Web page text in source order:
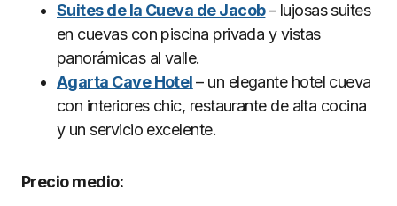
Suites de la Cueva de Jacob– lujosas suites
en cuevas con piscina privada y vistas
panorámicas al valle.
Agarta Cave Hotel – un elegante hotel cueva
con interiores chic, restaurante de alta cocina
y un servicio excelente.
Precio medio: